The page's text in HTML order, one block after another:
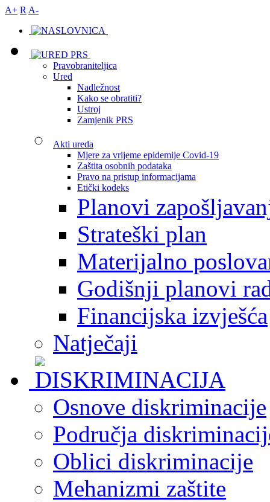
A+ R A-
Pravobraniteljica
Ured
Nadležnost
Kako se obratiti?
Ustroj
Zamjenik PRS
Akti ureda
Mjere za vrijeme epidemije Covid-19
Zaštita osobnih podataka
Pravo na pristup informacijama
Etički kodeks
Planovi
Strateški plan
Materijalno
Godišnji planovi
Financijska izvješća
Natječaji
Osnove diskriminacije
Područja
Oblici diskriminacije
Mehanizmi zaštite